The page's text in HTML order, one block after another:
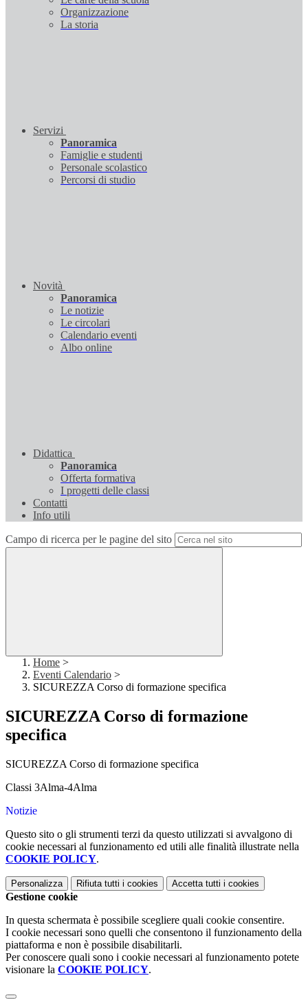
Organizzazione
La storia
Servizi
Panoramica
Famiglie e studenti
Personale scolastico
Percorsi di studio
Novità
Panoramica
Le notizie
Le circolari
Calendario eventi
Albo online
Didattica
Panoramica
Offerta formativa
I progetti delle classi
Contatti
Info utili
Campo di ricerca per le pagine del sito
Home >
Eventi Calendario >
SICUREZZA Corso di formazione specifica
SICUREZZA Corso di formazione
specifica
SICUREZZA Corso di formazione specifica
Classi 3Alma-4Alma
Notizie
Questo sito o gli strumenti terzi da questo utilizzati si avvalgono di
cookie necessari al funzionamento ed utili alle finalità illustrate nella
COOKIE POLICY.
Personalizza Rifiuta tutti i cookies Accetta tutti i cookies
Gestione cookie
In questa schermata è possibile scegliere quali cookie consentire.
I cookie necessari sono quelli che consentono il funzionamento della
piattaforma e non è possibile disabilitarli.
Per conoscere quali sono i cookie necessari al funzionamento potete
visionare la COOKIE POLICY.